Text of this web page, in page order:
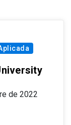
de 2022